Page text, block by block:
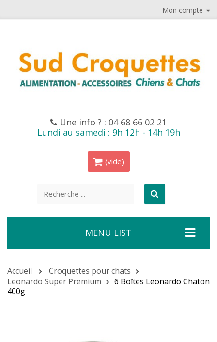
Mon compte
Une info ? : 04 68 66 02 21
Lundi au samedi : 9h 12h - 14h 19h
(vide)
MENU LIST
Accueil
Croquettes pour chats
Leonardo Super Premium
6 Boîtes Leonardo Chaton
400g